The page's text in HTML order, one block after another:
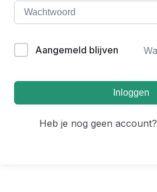
Aangemeld blijven
Inloggen
Heb je nog geen account?